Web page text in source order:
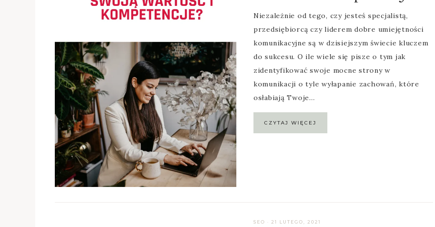
Niezależnie od tego, czy jesteś specjalistą,
przedsiębiorcą czy liderem dobre umiejętności
komunikacyjne są w dzisiejszym świecie kluczem
do sukcesu. O ile wiele się pisze o tym jak
zidentyfikować swoje mocne strony w
komunikacji o tyle wyłapanie zachowań, które
osłabiają Twoje…
CZYTAJ WIĘCEJ
SEO · 21 LUTEGO, 2021